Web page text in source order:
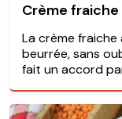
Crème
La crème
beurrée, sans
fait un accord